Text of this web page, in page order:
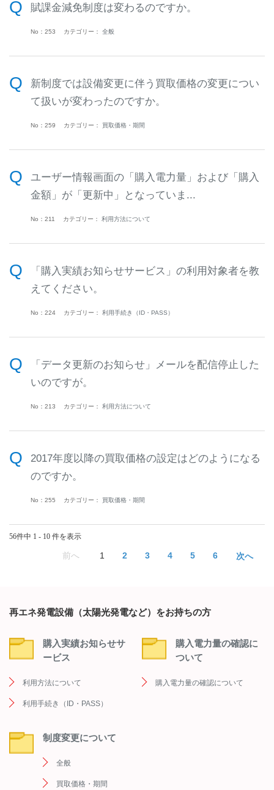
賦課金減免制度は変わるのですか。
No：253 カテゴリー： 全般
新制度では設備変更に伴う買取価格の変更につい
て扱いが変わったのですか。
No：259 カテゴリー： 買取価格・期間
ユーザー情報画面の「購入電力量」および「購入
金額」が「更新中」となっていま...
No：211 カテゴリー： 利用方法について
「購入実績お知らせサービス」の利用対象者を教
えてください。
No：224 カテゴリー： 利用手続き（ID・PASS）
「データ更新のお知らせ」メールを配信停止した
いのですが。
No：213 カテゴリー： 利用方法について
2017年度以降の買取価格の設定はどのようになる
のですか。
No：255 カテゴリー： 買取価格・期間
56件中 1 - 10 件を表示
≪ 1 2 3 4 5 6 ≫
再エネ発電設備（太陽光発電など）をお持ちの方
購入実績お知らせサ
ービス
利用方法について
利用手続き（ID・PASS）
購入電力量の確認に
ついて
購入電力量の確認について
制度変更について
全般
買取価格・期間